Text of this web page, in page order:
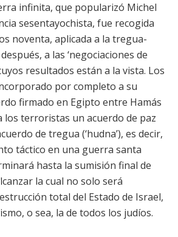
infinita, que popularizó Michel
sesentayochista, fue recogida
noventa, aplicada a la tregua-
a las ‘negociaciones de
resultados están a la vista. Los
por completo a su
firmado en Egipto entre Hamás
los terroristas un acuerdo de paz
de tregua (‘hudna’), es decir,
táctico en una guerra santa
hasta la sumisión final de
la cual no solo será
total del Estado de Israel,
o sea, la de todos los judíos.